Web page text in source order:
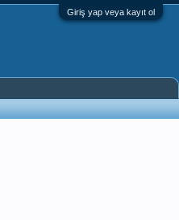
Giriş yap veya kayıt ol